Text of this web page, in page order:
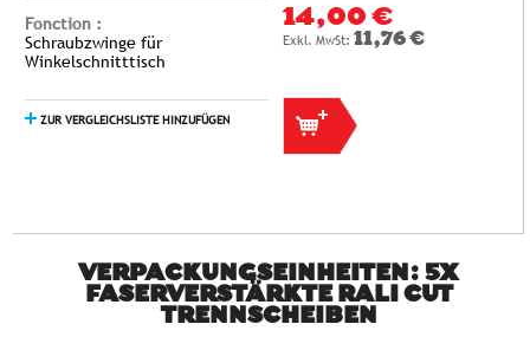
Fonction :
Schraubzwinge für
Winkelschnitttisch
ZUR VERGLEICHSLISTE HINZUFÜGEN
14,00 €
11,76 €
VERPACKUNGSEINHEITEN: 5X
FASERVERSTÄRKTE RALI CUT
TRENNSCHEIBEN